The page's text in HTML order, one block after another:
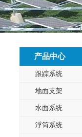
产品中心
跟踪系统
地面支架
水面系统
浮筒系统